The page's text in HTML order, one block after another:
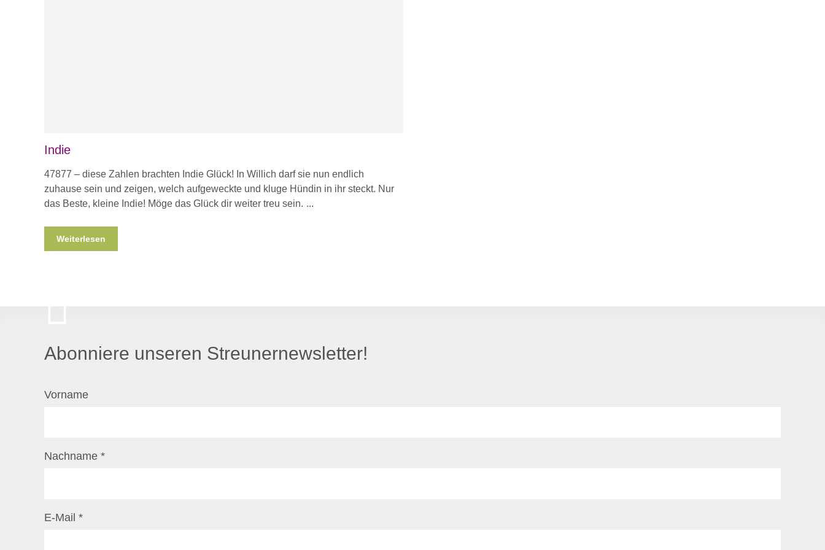
Indie
47877 – diese Zahlen brachten Indie Glück! In Willich darf sie nun endlich
zuhause sein und zeigen, welch aufgeweckte und kluge Hündin in ihr steckt. Nur
das Beste, kleine Indie! Möge das Glück dir weiter treu sein.
Weiterlesen
Abonniere unseren Streunernewsletter!
Vorname
Nachname *
E-Mail *